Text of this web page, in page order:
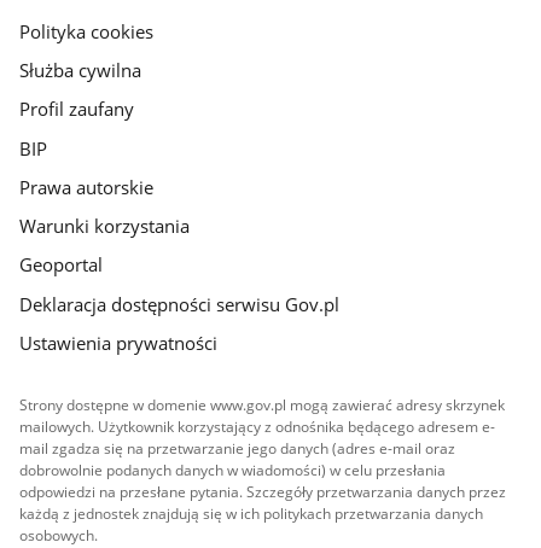
gov.pl
Polityka cookies
Służba cywilna
Profil zaufany
BIP
Prawa autorskie
Warunki korzystania
Geoportal
Deklaracja dostępności serwisu Gov.pl
Ustawienia prywatności
Strony dostępne w domenie www.gov.pl mogą zawierać adresy skrzynek
mailowych. Użytkownik korzystający z odnośnika będącego adresem e-
mail zgadza się na przetwarzanie jego danych (adres e-mail oraz
dobrowolnie podanych danych w wiadomości) w celu przesłania
odpowiedzi na przesłane pytania. Szczegóły przetwarzania danych przez
każdą z jednostek znajdują się w ich politykach przetwarzania danych
osobowych.